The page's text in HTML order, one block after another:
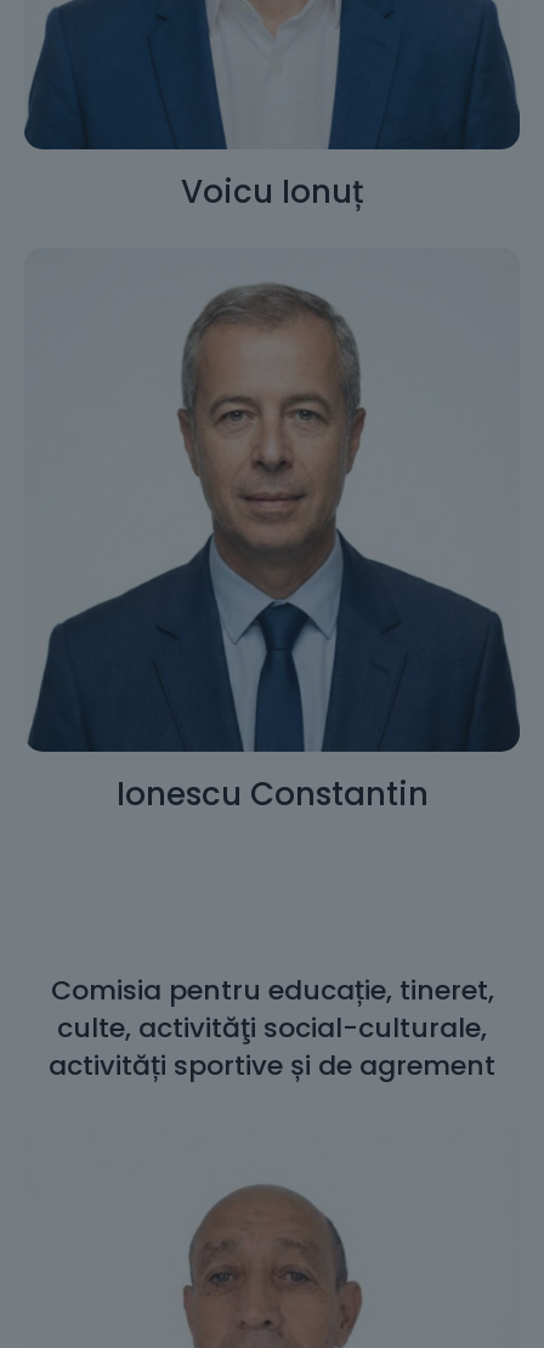
Voicu Ionuț
Ionescu Constantin
Comisia pentru educație, tineret,
culte, activităţi social-culturale,
activități sportive și de agrement